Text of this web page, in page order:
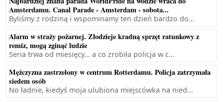
Amsterdamu. Canal Parade - Amsterdam - sobota...
Byliśmy z rodziną i wspominamy ten dzień bardzo do...
Alarm w straży pożarnej. Złodzieje kradną sprzęt ratunkowy z
remiz, mogą zginąć ludzie
Seria trwa od miesięcy... a co zrobiła policja w c...
Mężczyzna zastrzelony w centrum Rotterdamu. Policja zatrzymała
siedem osób
No ładnie, kiedyś moja ulubiona miejscówka na nied...